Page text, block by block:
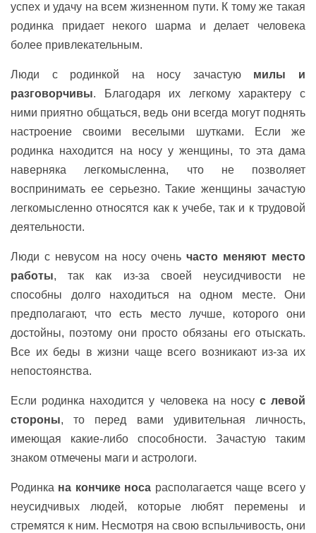
успех и удачу на всем жизненном пути. К тому же такая
родинка придает некого шарма и делает человека
более привлекательным.
Люди с родинкой на носу зачастую милы и
разговорчивы. Благодаря их легкому характеру с
ними приятно общаться, ведь они всегда могут поднять
настроение своими веселыми шутками. Если же
родинка находится на носу у женщины, то эта дама
наверняка легкомысленна, что не позволяет
воспринимать ее серьезно. Такие женщины зачастую
легкомысленно относятся как к учебе, так и к трудовой
деятельности.
Люди с невусом на носу очень часто меняют место
работы, так как из-за своей неусидчивости не
способны долго находиться на одном месте. Они
предполагают, что есть место лучше, которого они
достойны, поэтому они просто обязаны его отыскать.
Все их беды в жизни чаще всего возникают из-за их
непостоянства.
Если родинка находится у человека на носу с левой
стороны, то перед вами удивительная личность,
имеющая какие-либо способности. Зачастую таким
знаком отмечены маги и астрологи.
Родинка на кончике носа располагается чаще всего у
неусидчивых людей, которые любят перемены и
стремятся к ним. Несмотря на свою вспыльчивость, они